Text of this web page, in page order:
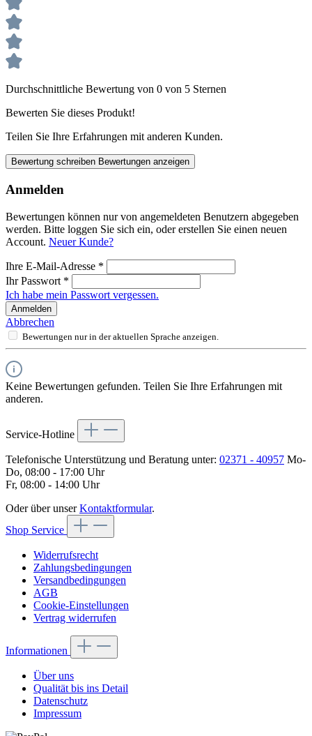
Durchschnittliche Bewertung von 0 von 5 Sternen
Bewerten Sie dieses Produkt!
Teilen Sie Ihre Erfahrungen mit anderen Kunden.
Bewertung schreiben Bewertungen anzeigen
Anmelden
Bewertungen können nur von angemeldeten Benutzern abgegeben
werden. Bitte loggen Sie sich ein, oder erstellen Sie einen neuen
Account. Neuer Kunde?
Ihre E-Mail-Adresse *
Ihr Passwort *
Ich habe mein Passwort vergessen.
Anmelden
Abbrechen
Bewertungen nur in der aktuellen Sprache anzeigen.
Keine Bewertungen gefunden. Teilen Sie Ihre Erfahrungen mit
anderen.
Service-Hotline
Telefonische Unterstützung und Beratung unter: 02371 - 40957 Mo-
Do, 08:00 - 17:00 Uhr
Fr, 08:00 - 14:00 Uhr
Oder über unserKontaktformular.
Shop Service
Widerrufsrecht
Zahlungsbedingungen
Versandbedingungen
AGB
Cookie-Einstellungen
Vertrag widerrufen
Informationen
Über uns
Qualität bis ins Detail
Datenschutz
Impressum